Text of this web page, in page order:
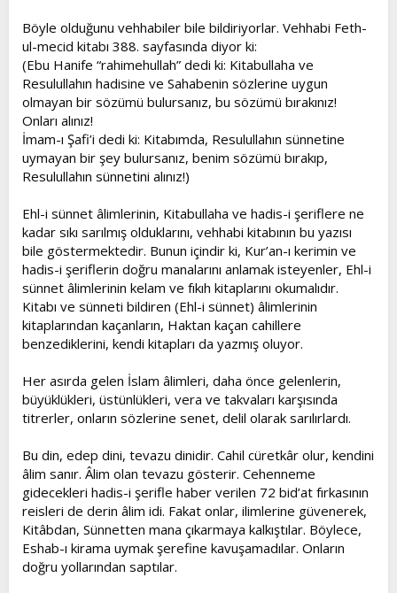
Böyle olduğunu vehhabiler bile bildiriyorlar. Vehhabi Feth-
ul-mecid kitabı 388. sayfasında diyor ki:
(Ebu Hanife “rahimehullah” dedi ki: Kitabullaha ve
Resulullahın hadisine ve Sahabenin sözlerine uygun
olmayan bir sözümü bulursanız, bu sözümü bırakınız!
Onları alınız!
İmam-ı Şafi’i dedi ki: Kitabımda, Resulullahın sünnetine
uymayan bir şey bulursanız, benim sözümü bırakıp,
Resulullahın sünnetini alınız!)
Ehl-i sünnet âlimlerinin, Kitabullaha ve hadis-i şeriflere ne
kadar sıkı sarılmış olduklarını, vehhabi kitabının bu yazısı
bile göstermektedir. Bunun içindir ki, Kur’an-ı kerimin ve
hadis-i şeriflerin doğru manalarını anlamak isteyenler, Ehl-i
sünnet âlimlerinin kelam ve fıkıh kitaplarını okumalıdır.
Kitabı ve sünneti bildiren (Ehl-i sünnet) âlimlerinin
kitaplarından kaçanların, Haktan kaçan cahillere
benzediklerini, kendi kitapları da yazmış oluyor.
Her asırda gelen İslam âlimleri, daha önce gelenlerin,
büyüklükleri, üstünlükleri, vera ve takvaları karşısında
titrerler, onların sözlerine senet, delil olarak sarılırlardı.
Bu din, edep dini, tevazu dinidir. Cahil cüretkâr olur, kendini
âlim sanır. Âlim olan tevazu gösterir. Cehenneme
gidecekleri hadis-i şerifle haber verilen 72 bid’at fırkasının
reisleri de derin âlim idi. Fakat onlar, ilimlerine güvenerek,
Kitâbdan, Sünnetten mana çıkarmaya kalkıştılar. Böylece,
Eshab-ı kirama uymak şerefine kavuşamadılar. Onların
doğru yollarından saptılar.